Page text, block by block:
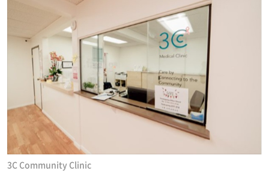
3C Community Clinic